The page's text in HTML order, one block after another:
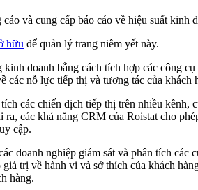
và cung cấp báo cáo về hiệu suất kinh
hữu để quản lý trang niêm yết này.
doanh bằng cách tích hợp các công
nỗ lực tiếp thị và tương tác của khách
các chiến dịch tiếp thị trên nhiều
các khả năng CRM của Roistat cho
cập.
doanh nghiệp giám sát và phân tích
trị về hành vi và sở thích của khách
hàng.